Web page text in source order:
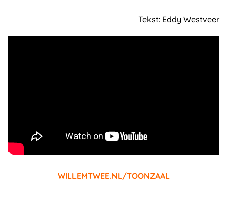
Tekst: Eddy Westveer
WILLEMTWEE.NL/TOONZAAL